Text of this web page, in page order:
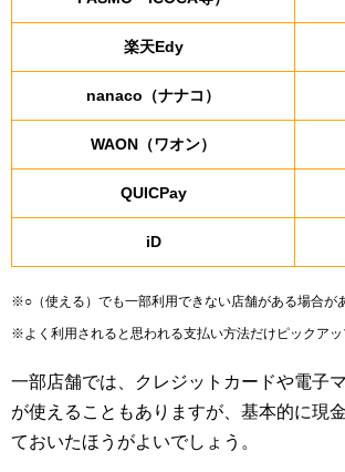
楽天Edy
nanaco（ナナコ）
WAON（ワオン）
QUICPay
iD
※○（使える）でも一部利用できない店舗がある場合が
※よく利用されると思われる支払い方法だけピックアッ
一部店舗では、クレジットカードや電子
が使えることもありますが、基本的に現
ておいたほうがよいでしょう。